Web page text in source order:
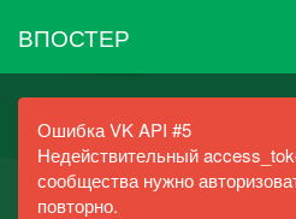
ВПОСТЕР
Ошибка VK API #5
Недействительный
сообщества нужно
повторно.